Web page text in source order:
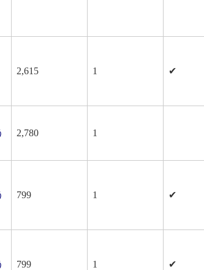
2,615 1 ✔
2,780 1
799 1 ✔
799 1 ✔